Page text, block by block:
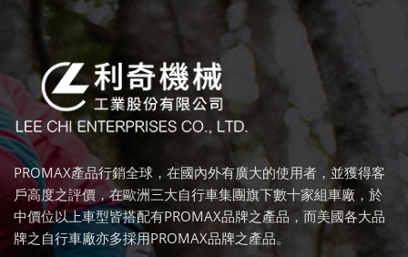
PROMAX產品行銷全球，在國內外有廣大的使用者，並獲得客
戶高度之評價，在歐洲三大自行車集團旗下數十家組車廠，於
中價位以上車型皆搭配有PROMAX品牌之產品，而美國各大品
牌之自行車廠亦多採用PROMAX品牌之產品。